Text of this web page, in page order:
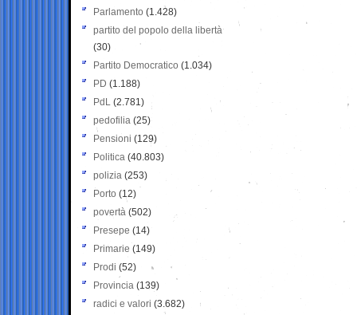
Parlamento (1.428)
partito del popolo della libertà
(30)
Partito Democratico (1.034)
PD (1.188)
PdL (2.781)
pedofilia (25)
Pensioni (129)
Politica (40.803)
polizia (253)
Porto (12)
povertà (502)
Presepe (14)
Primarie (149)
Prodi (52)
Provincia (139)
radici e valori (3.682)